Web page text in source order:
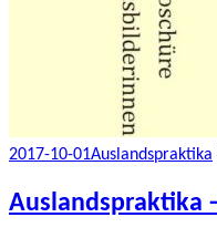
2017-10-01Auslandspraktika
Auslandspraktika